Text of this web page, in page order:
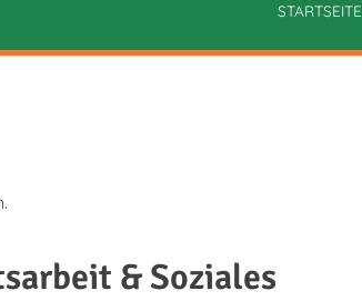
STARTSEITE
& Soziales